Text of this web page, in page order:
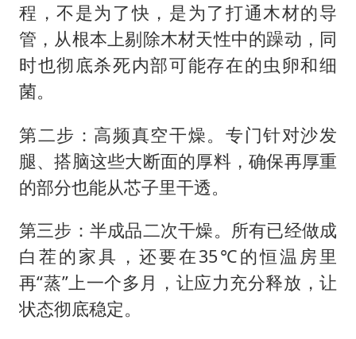
程，不是为了快，是为了打通木材的导
管，从根本上剔除木材天性中的躁动，同
时也彻底杀死内部可能存在的虫卵和细
菌。
第二步：高频真空干燥。专门针对沙发
腿、搭脑这些大断面的厚料，确保再厚重
的部分也能从芯子里干透。
第三步：半成品二次干燥。所有已经做成
白茬的家具，还要在35℃的恒温房里
再“蒸”上一个多月，让应力充分释放，让
状态彻底稳定。